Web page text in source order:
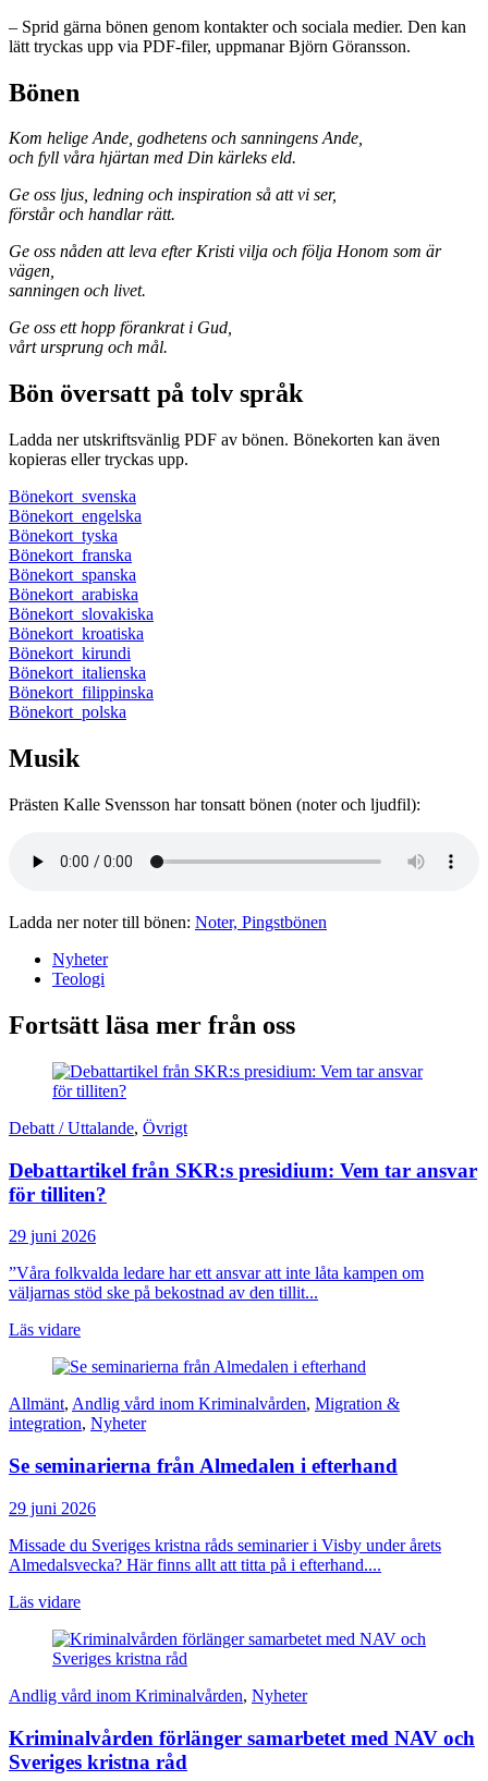
– Sprid gärna bönen genom kontakter och sociala medier. Den kan
lätt tryckas upp via PDF-filer, uppmanar Björn Göransson.
Bönen
Kom helige Ande, godhetens och sanningens Ande,
och fyll våra hjärtan med Din kärleks eld.
Ge oss ljus, ledning och inspiration så att vi ser,
förstår och handlar rätt.
Ge oss nåden att leva efter Kristi vilja och följa Honom som är
vägen,
sanningen och livet.
Ge oss ett hopp förankrat i Gud,
vårt ursprung och mål.
Bön översatt på tolv språk
Ladda ner utskriftsvänlig PDF av bönen. Bönekorten kan även
kopieras eller tryckas upp.
Bönekort_svenska
Bönekort_engelska
Bönekort_tyska
Bönekort_franska
Bönekort_spanska
Bönekort_arabiska
Bönekort_slovakiska
Bönekort_kroatiska
Bönekort_kirundi
Bönekort_italienska
Bönekort_filippinska
Bönekort_polska
Musik
Prästen Kalle Svensson har tonsatt bönen (noter och ljudfil):
Ladda ner noter till bönen: Noter, Pingstbönen
Nyheter
Teologi
Fortsätt läsa mer från oss
Debatt / Uttalande, Övrigt
Debattartikel från SKR:s presidium: Vem tar ansvar
för tilliten?
29 juni 2026
”Våra folkvalda ledare har ett ansvar att inte låta kampen om
väljarnas stöd ske på bekostnad av den tillit...
Läs vidare
Allmänt, Andlig vård inom Kriminalvården, Migration &
integration, Nyheter
Se seminarierna från Almedalen i efterhand
29 juni 2026
Missade du Sveriges kristna råds seminarier i Visby under årets
Almedalsvecka? Här finns allt att titta på i efterhand....
Läs vidare
Andlig vård inom Kriminalvården, Nyheter
Kriminalvården förlänger samarbetet med NAV och
Sveriges kristna råd